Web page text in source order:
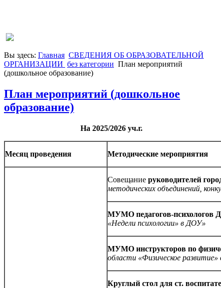
Вы здесь: Главная СВЕДЕНИЯ ОБ ОБРАЗОВАТЕЛЬНОЙ
ОРГАНИЗАЦИИ без категории План мероприятий
(дошкольное образование)
План мероприятий (дошкольное
образование)
На 2025/2026 уч.г.
Месяц проведения Методические мероприятия
Совещание руководителей
методических объединений,
МУМО педагогов-психологов
«Недели психологии» в ДОУ»
МУМО инструкторов по
области «Физическое
Круглый стол для ст.